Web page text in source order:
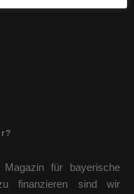
für bayerische
finanzieren sind wir